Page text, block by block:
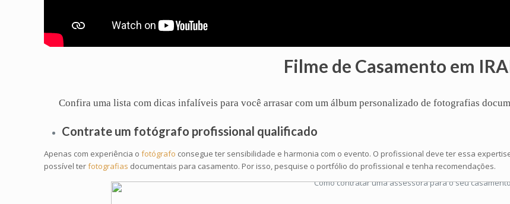
Filme de Casamento em
Confira uma lista com dicas infalíveis para você arrasar com umálbum personalizado de fotografias
Contrate um fotógrafo profissional qualificado
Apenas com experiência ofotógrafo consegue ter sensibilidade e harmonia com o evento. O profissional deve ter essa
possível terfotografias documentais para casamento. Por isso, pesquise o portfólio do profissional e tenha recomendações.